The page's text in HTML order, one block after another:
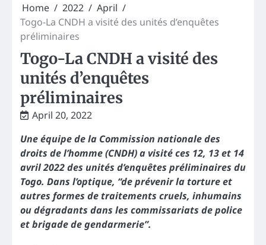
Home 2022
April
Togo-La CNDH a visité des unités d’enquêtes
préliminaires
Togo-La CNDH a visité des
unités d’enquêtes
préliminaires
April 20, 2022
Une équipe de la Commission nationale des
droits de l’homme (CNDH) a visité ces 12, 13 et 14
avril 2022 des unités d’enquêtes préliminaires du
Togo. Dans l’optique, “de prévenir la torture et
autres formes de traitements cruels, inhumains
ou dégradants dans les commissariats de police
et brigade de gendarmerie”.